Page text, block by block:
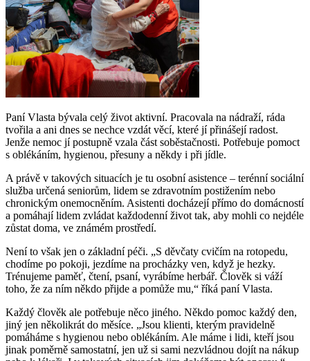
Paní Vlasta bývala celý život aktivní. Pracovala na nádraží, ráda
tvořila a ani dnes se nechce vzdát věcí, které jí přinášejí radost.
Jenže nemoc jí postupně vzala část soběstačnosti. Potřebuje pomoct
s oblékáním, hygienou, přesuny a někdy i při jídle.
A právě v takových situacích je tu osobní asistence – terénní sociální
služba určená seniorům, lidem se zdravotním postižením nebo
chronickým onemocněním. Asistenti docházejí přímo do domácností
a pomáhají lidem zvládat každodenní život tak, aby mohli co nejdéle
zůstat doma, ve známém prostředí.
Není to však jen o základní péči. „S děvčaty cvičím na rotopedu,
chodíme po pokoji, jezdíme na procházky ven, když je hezky.
Trénujeme paměť, čtení, psaní, vyrábíme herbář. Člověk si váží
toho, že za ním někdo přijde a pomůže mu,“ říká paní Vlasta.
Každý člověk ale potřebuje něco jiného. Někdo pomoc každý den,
jiný jen několikrát do měsíce. „Jsou klienti, kterým pravidelně
pomáháme s hygienou nebo oblékáním. Ale máme i lidi, kteří jsou
jinak poměrně samostatní, jen už si sami nezvládnou dojít na nákup